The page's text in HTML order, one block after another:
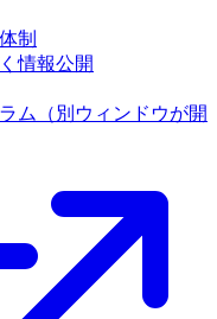
制
情報公開
ム
（別ウィンドウが開